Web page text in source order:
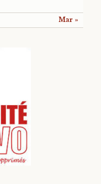
Mar »